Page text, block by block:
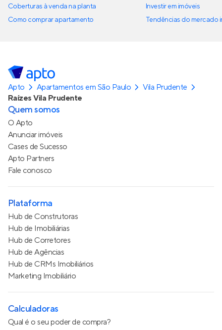
Coberturas à venda na planta
Como comprar apartamento
Investir em imóveis
Tendências do mercado
Apto Apartamentos em São Paulo
Vila Prudente
Raízes Vila Prudente
Quem somos
O Apto
Anunciar imóveis
Cases de Sucesso
Apto Partners
Fale conosco
Plataforma
Hub de Construtoras
Hub de Imobiliárias
Hub de Corretores
Hub de Agências
Hub de CRMs Imobiliários
Marketing Imobiliário
Calculadoras
Qual é o seu poder de compra?